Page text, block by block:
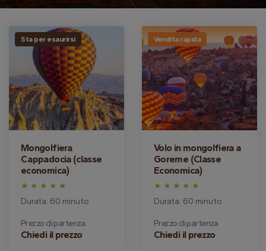
Sta per esaurirsi
Mongolfiera
Cappadocia (classe
economica)
Durata: 60 minuto
Prezzo di partenza
Chiedi il prezzo
Vendita rapida
Volo in mongolfiera a
Goreme (Classe
Economica)
Durata: 60 minuto
Prezzo di partenza
Chiedi il prezzo